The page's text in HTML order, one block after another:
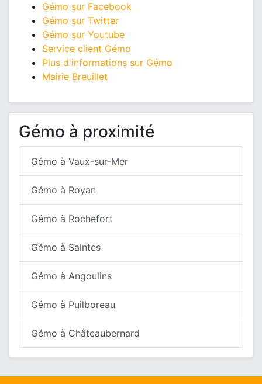
Gémo sur Facebook
Gémo sur Twitter
Gémo sur Youtube
Service client Gémo
Plus d'informations sur Gémo
Mairie Breuillet
Gémo à proximité
Gémo à Vaux-sur-Mer
Gémo à Royan
Gémo à Rochefort
Gémo à Saintes
Gémo à Angoulins
Gémo à Puilboreau
Gémo à Châteaubernard